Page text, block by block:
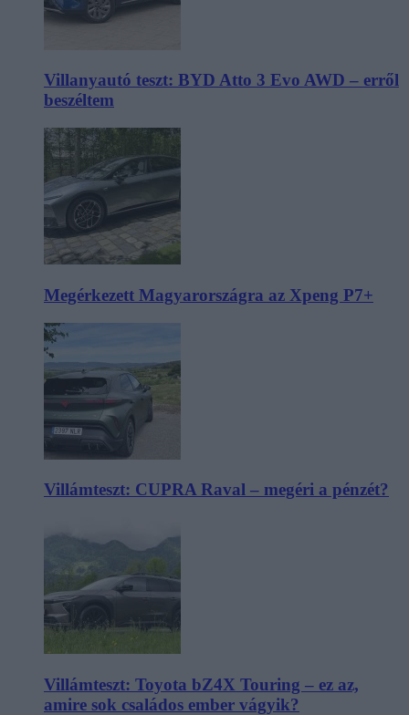
Villanyautó teszt: BYD Atto 3 Evo AWD – erről
beszéltem
Megérkezett Magyarországra az Xpeng P7+
Villámteszt: CUPRA Raval – megéri a pénzét?
Villámteszt: Toyota bZ4X Touring – ez az,
amire sok családos ember vágyik?